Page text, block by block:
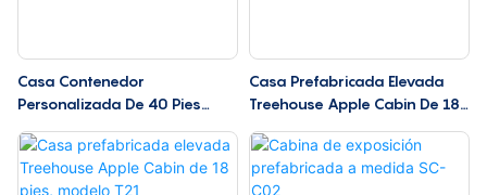
Casa Contenedor
Personalizada De 40 Pies
Casa Prefabricada Elevada
Treehouse Apple Cabin De 18